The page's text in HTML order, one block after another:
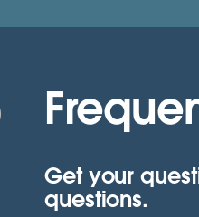
Get your
questions.